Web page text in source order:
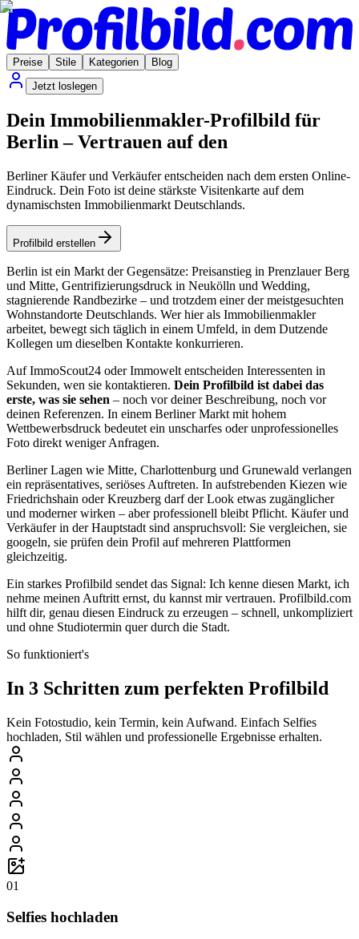
Preise Stile Kategorien
Blog
Jetzt loslegen
Dein Immobilienmakler-Profilbild für
Berlin – Vertrauen auf den
Berliner Käufer und Verkäufer entscheiden nach dem ersten Online-
Eindruck. Dein Foto ist deine stärkste Visitenkarte auf dem
dynamischsten Immobilienmarkt Deutschlands.
Profilbild erstellen
Berlin ist ein Markt der Gegensätze: Preisanstieg in Prenzlauer Berg
und Mitte, Gentrifizierungsdruck in Neukölln und Wedding,
stagnierende Randbezirke – und trotzdem einer der meistgesuchten
Wohnstandorte Deutschlands. Wer hier als Immobilienmakler
arbeitet, bewegt sich täglich in einem Umfeld, in dem Dutzende
Kollegen um dieselben Kontakte konkurrieren.
Auf ImmoScout24 oder Immowelt entscheiden Interessenten in
Sekunden, wen sie kontaktieren. Dein Profilbild ist dabei das
erste, was sie sehen – noch vor deiner Beschreibung, noch vor
deinen Referenzen. In einem Berliner Markt mit hohem
Wettbewerbsdruck bedeutet ein unscharfes oder unprofessionelles
Foto direkt weniger Anfragen.
Berliner Lagen wie Mitte, Charlottenburg und Grunewald verlangen
ein repräsentatives, seriöses Auftreten. In aufstrebenden Kiezen wie
Friedrichshain oder Kreuzberg darf der Look etwas zugänglicher
und moderner wirken – aber professionell bleibt Pflicht. Käufer und
Verkäufer in der Hauptstadt sind anspruchsvoll: Sie vergleichen, sie
googeln, sie prüfen dein Profil auf mehreren Plattformen
gleichzeitig.
Ein starkes Profilbild sendet das Signal: Ich kenne diesen Markt, ich
nehme meinen Auftritt ernst, du kannst mir vertrauen. Profilbild.com
hilft dir, genau diesen Eindruck zu erzeugen – schnell, unkompliziert
und ohne Studiotermin quer durch die Stadt.
So funktioniert's
In 3 Schritten zum perfekten Profilbild
Kein Fotostudio, kein Termin, kein Aufwand. Einfach Selfies
hochladen, Stil wählen und professionelle Ergebnisse erhalten.
01
Selfies hochladen